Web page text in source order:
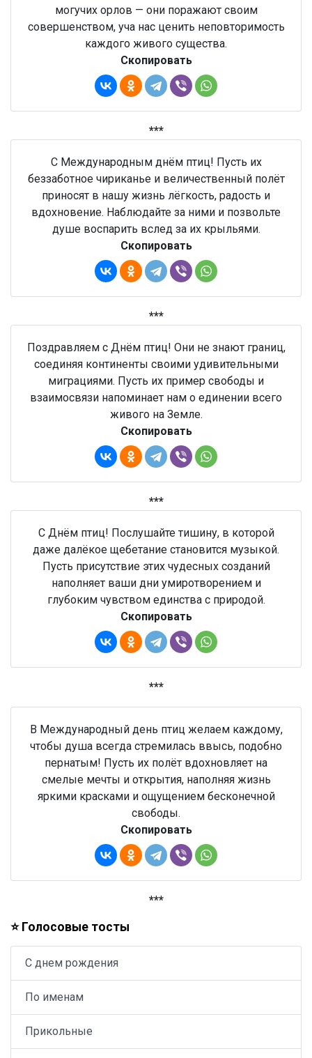
могучих орлов — они поражают своим
совершенством, уча нас ценить неповторимость
каждого живого существа.
Скопировать
***
С Международным днём птиц! Пусть их
беззаботное чириканье и величественный полёт
приносят в нашу жизнь лёгкость, радость и
вдохновение. Наблюдайте за ними и позвольте
душе воспарить вслед за их крыльями.
Скопировать
***
Поздравляем с Днём птиц! Они не знают границ,
соединяя континенты своими удивительными
миграциями. Пусть их пример свободы и
взаимосвязи напоминает нам о единении всего
живого на Земле.
Скопировать
***
С Днём птиц! Послушайте тишину, в которой
даже далёкое щебетание становится музыкой.
Пусть присутствие этих чудесных созданий
наполняет ваши дни умиротворением и
глубоким чувством единства с природой.
Скопировать
***
В Международный день птиц желаем каждому,
чтобы душа всегда стремилась ввысь, подобно
пернатым! Пусть их полёт вдохновляет на
смелые мечты и открытия, наполняя жизнь
яркими красками и ощущением бесконечной
свободы.
Скопировать
***
⭐ Голосовые тосты
С днем рождения
По именам
Прикольные